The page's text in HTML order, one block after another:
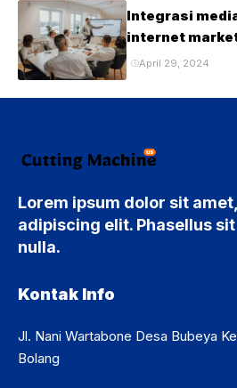
Integrasi
internet
April 29, 2024
Lorem ipsum dolor sit
adipiscing elit. Phasellus
nulla.
Kontak Info
Jl. Nani Wartabone Desa Bubeya
Bolang